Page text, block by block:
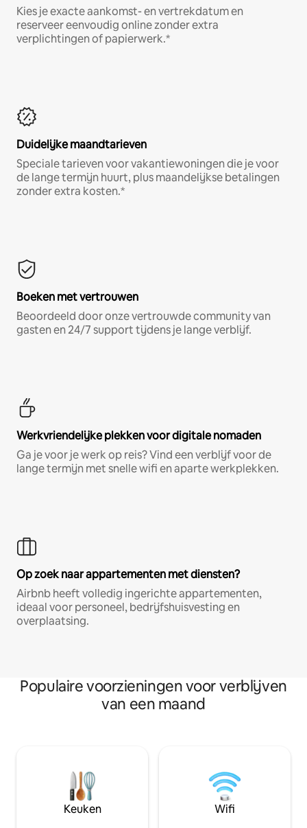
Kies je exacte aankomst- en vertrekdatum en
reserveer eenvoudig online zonder extra
verplichtingen of papierwerk.*
Duidelijke maandtarieven
Speciale tarieven voor vakantiewoningen die je voor
de lange termijn huurt, plus maandelijkse betalingen
zonder extra kosten.*
Boeken met vertrouwen
Beoordeeld door onze vertrouwde community van
gasten en 24/7 support tijdens je lange verblijf.
Werkvriendelijke plekken voor digitale nomaden
Ga je voor je werk op reis? Vind een verblijf voor de
lange termijn met snelle wifi en aparte werkplekken.
Op zoek naar appartementen met diensten?
Airbnb heeft volledig ingerichte appartementen,
ideaal voor personeel, bedrijfshuisvesting en
overplaatsing.
Populaire voorzieningen voor verblijven
van een maand
Keuken Wifi